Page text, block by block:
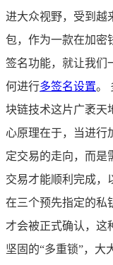
进大众视野，受到越
包，作为一款在加密
签名功能，就让我们
何进行多签名设置。
块链技术这片广袤天
心原理在于，当进行
定交易的走向，而是
交易才能顺利完成，
在三个预先指定的私
才会被正式确认，这
坚固的“多重锁”，大